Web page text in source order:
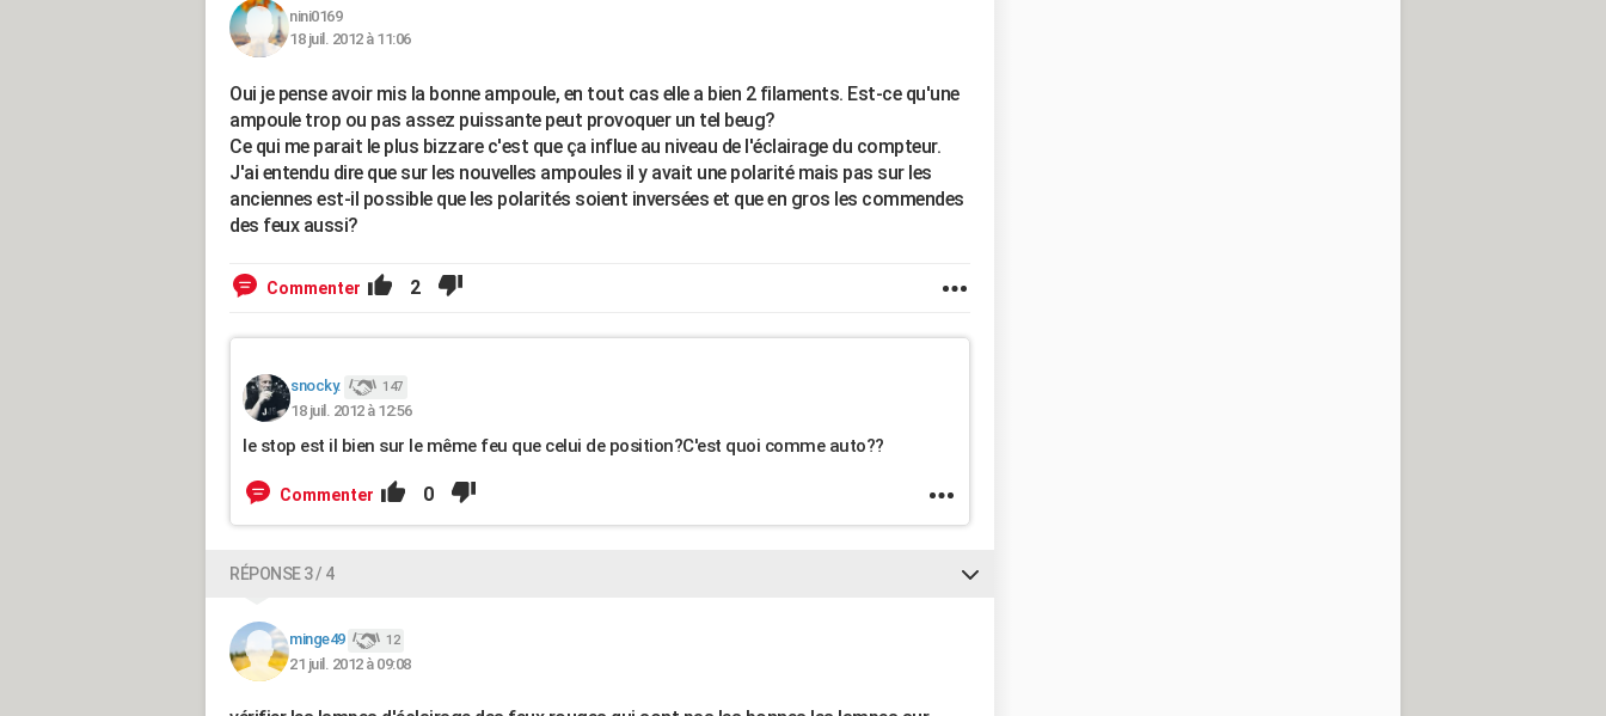
nini0169
18 juil. 2012 à 11:06
Oui je pense avoir mis la bonne ampoule, en tout cas elle a bien 2 filaments. Est-ce qu'une
ampoule trop ou pas assez puissante peut provoquer un tel beug?
Ce qui me parait le plus bizzare c'est que ça influe au niveau de l'éclairage du compteur.
J'ai entendu dire que sur les nouvelles ampoules il y avait une polarité mais pas sur les
anciennes est-il possible que les polarités soient inversées et que en gros les commendes
des feux aussi?
Commenter 2
snocky. 147
18 juil. 2012 à 12:56
le stop est il bien sur le même feu que celui de position?C'est quoi comme auto??
Commenter 0
RÉPONSE 3 / 4
minge49 12
21 juil. 2012 à 09:08